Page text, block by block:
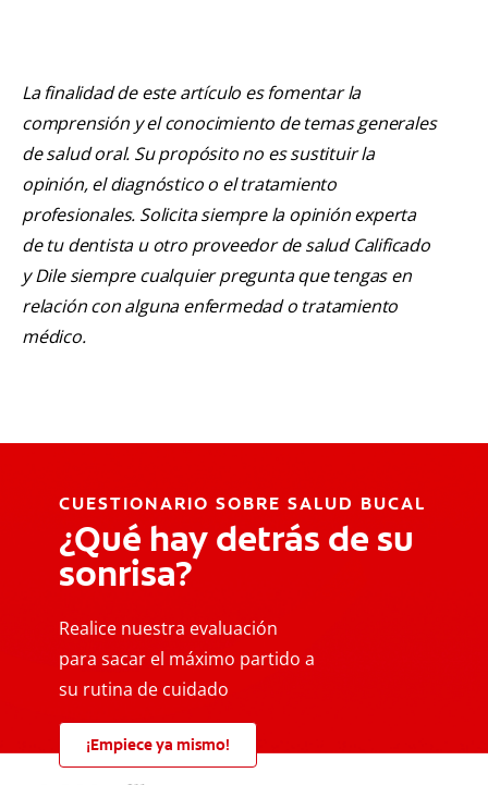
La finalidad de este artículo es fomentar la
comprensión y el conocimiento de temas generales
de salud oral. Su propósito no es sustituir la
opinión, el diagnóstico o el tratamiento
profesionales. Solicita siempre la opinión experta
de tu dentista u otro proveedor de salud Calificado
y Dile siempre cualquier pregunta que tengas en
relación con alguna enfermedad o tratamiento
médico.
CUESTIONARIO SOBRE SALUD BUCAL
¿Qué hay detrás de su
sonrisa?
Realice nuestra evaluación
para sacar el máximo partido a
su rutina de cuidado
¡Empiece ya mismo!